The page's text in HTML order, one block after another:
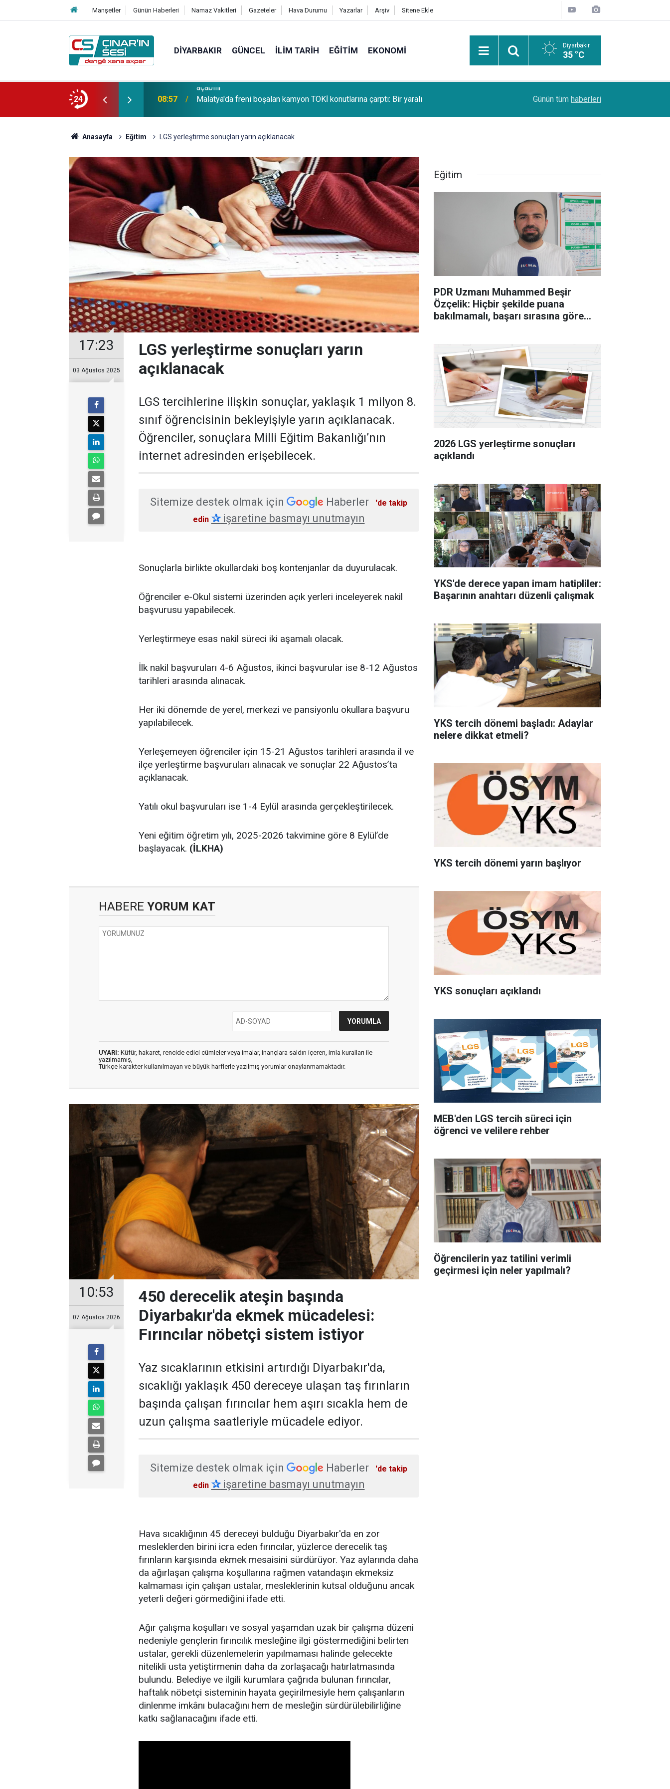
Manşetler Günün Haberleri Namaz Vakitleri Gazeteler Hava Durumu Yazarlar Arşiv Sitene Ekle
DIYARBAKIR GÜNCEL İLIM TARIH EĞITIM EKONOMI Diyarbakır
35 °C
24
tüketimi ciddi sağlık sorunlarına yol
08:57 Malatya'da freni boşalan kamyon TOKİ konutlarına çarptı: Bir yaralı Siirt'te koruma altındaki 5 yaban keçisini
Günün tüm haberleri
Anasayfa Eğitim LGS yerleştirme sonuçları yarın açıklanacak
17:23
03 Ağustos 2025
LGS yerleştirme sonuçları yarın
açıklanacak
LGS tercihlerine ilişkin sonuçlar, yaklaşık 1 milyon 8.
sınıf öğrencisinin bekleyişiyle yarın açıklanacak.
Öğrenciler, sonuçlara Milli Eğitim Bakanlığı’nın
internet adresinden erişebilecek.
Sitemize destek olmak için Haberler
'de takip
edin ✰işaretine basmayı unutmayın
Sonuçlarla birlikte okullardaki boş kontenjanlar da duyurulacak.
Öğrenciler e-Okul sistemi üzerinden açık yerleri inceleyerek nakil
başvurusu yapabilecek.
Yerleştirmeye esas nakil süreci iki aşamalı olacak.
İlk nakil başvuruları 4-6 Ağustos, ikinci başvurular ise 8-12 Ağustos
tarihleri arasında alınacak.
Her iki dönemde de yerel, merkezi ve pansiyonlu okullara başvuru
yapılabilecek.
Yerleşemeyen öğrenciler için 15-21 Ağustos tarihleri arasında il ve
ilçe yerleştirme başvuruları alınacak ve sonuçlar 22 Ağustos’ta
açıklanacak.
Yatılı okul başvuruları ise 1-4 Eylül arasında gerçekleştirilecek.
Yeni eğitim öğretim yılı, 2025-2026 takvimine göre 8 Eylül’de
başlayacak. (İLKHA)
HABERE YORUM KAT
UYARI: Küfür, hakaret, rencide edici cümleler veya imalar, inançlara saldırı içeren, imla kuralları ile
yazılmamış,
Türkçe karakter kullanılmayan ve büyük harflerle yazılmış yorumlar onaylanmamaktadır.
10:53
07 Ağustos 2026
450 derecelik ateşin başında
Diyarbakır'da ekmek mücadelesi:
Fırıncılar nöbetçi sistem istiyor
Yaz sıcaklarının etkisini artırdığı Diyarbakır'da,
sıcaklığı yaklaşık 450 dereceye ulaşan taş fırınların
başında çalışan fırıncılar hem aşırı sıcakla hem de
uzun çalışma saatleriyle mücadele ediyor.
Sitemize destek olmak için Haberler
'de takip
edin ✰işaretine basmayı unutmayın
Hava sıcaklığının 45 dereceyi bulduğu Diyarbakır'da en zor
mesleklerden birini icra eden fırıncılar, yüzlerce derecelik taş
fırınların karşısında ekmek mesaisini sürdürüyor. Yaz aylarında daha
da ağırlaşan çalışma koşullarına rağmen vatandaşın ekmeksiz
kalmaması için çalışan ustalar, mesleklerinin kutsal olduğunu ancak
yeterli değeri görmediğini ifade etti.
Ağır çalışma koşulları ve sosyal yaşamdan uzak bir çalışma düzeni
nedeniyle gençlerin fırıncılık mesleğine ilgi göstermediğini belirten
ustalar, gerekli düzenlemelerin yapılmaması halinde gelecekte
nitelikli usta yetiştirmenin daha da zorlaşacağı hatırlatmasında
bulundu. Belediye ve ilgili kurumlara çağrıda bulunan fırıncılar,
haftalık nöbetçi sisteminin hayata geçirilmesiyle hem çalışanların
dinlenme imkânı bulacağını hem de mesleğin sürdürülebilirliğine
katkı sağlanacağını ifade etti.
Eğitim
PDR Uzmanı Muhammed Beşir
Özçelik: Hiçbir şekilde puana
bakılmamalı, başarı sırasına göre
2026 LGS yerleştirme sonuçları
açıklandı
YKS'de derece yapan imam hatipliler:
Başarının anahtarı düzenli çalışmak
YKS tercih dönemi başladı: Adaylar
nelere dikkat etmeli?
YKS tercih dönemi yarın başlıyor
YKS sonuçları açıklandı
MEB'den LGS tercih süreci için
öğrenci ve velilere rehber
Öğrencilerin yaz tatilini verimli
geçirmesi için neler yapılmalı?